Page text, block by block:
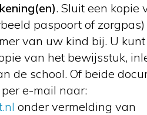
. Sluit een kopie
paspoort of
van uw kind bij. U
van het bewijsstuk,
de school. Of beide
e-mail naar:
onder vermelding van